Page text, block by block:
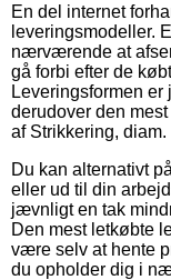
En del internet
leveringsmodeller.
nærværende at
gå forbi efter de
Leveringsformen
derudover den
af Strikkering, diam.
Du kan alternativt
eller ud til din
jævnligt en tak
Den mest letkøbte
være selv at hente
du opholder dig i